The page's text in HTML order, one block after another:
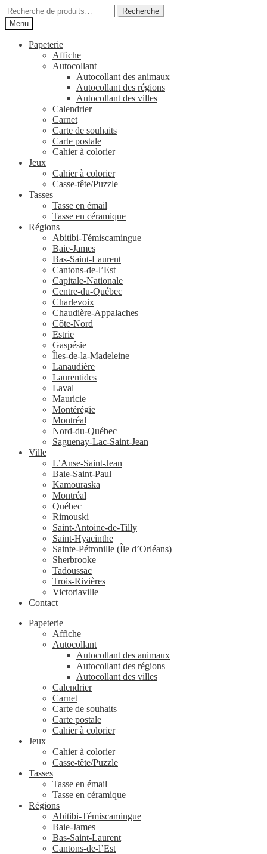
Aller
à
la
navigation
Aller
au
contenu
Recherche
pour :
Recherche
Menu
Papeterie
Affiche
Autocollant
Autocollant des animaux
Autocollant des régions
Autocollant des villes
Calendrier
Carnet
Carte de souhaits
Carte postale
Cahier à colorier
Jeux
Cahier à colorier
Casse-tête/Puzzle
Tasses
Tasse en émail
Tasse en céramique
Régions
Abitibi-Témiscamingue
Baie-James
Bas-Saint-Laurent
Cantons-de-l’Est
Capitale-Nationale
Centre-du-Québec
Charlevoix
Chaudière-Appalaches
Côte-Nord
Estrie
Gaspésie
Îles-de-la-Madeleine
Lanaudière
Laurentides
Laval
Mauricie
Montérégie
Montréal
Nord-du-Québec
Saguenay-Lac-Saint-Jean
Ville
L’Anse-Saint-Jean
Baie-Saint-Paul
Kamouraska
Montréal
Québec
Rimouski
Saint-Antoine-de-Tilly
Saint-Hyacinthe
Sainte-Pétronille (Île d’Orléans)
Sherbrooke
Tadoussac
Trois-Rivières
Victoriaville
Contact
Papeterie
Affiche
Autocollant
Autocollant des animaux
Autocollant des régions
Autocollant des villes
Calendrier
Carnet
Carte de souhaits
Carte postale
Cahier à colorier
Jeux
Cahier à colorier
Casse-tête/Puzzle
Tasses
Tasse en émail
Tasse en céramique
Régions
Abitibi-Témiscamingue
Baie-James
Bas-Saint-Laurent
Cantons-de-l’Est